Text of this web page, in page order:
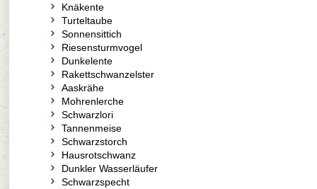
Knäkente
Turteltaube
Sonnensittich
Riesensturmvogel
Dunkelente
Rakettschwanzelster
Aaskrähe
Mohrenlerche
Schwarzlori
Tannenmeise
Schwarzstorch
Hausrotschwanz
Dunkler Wasserläufer
Schwarzspecht